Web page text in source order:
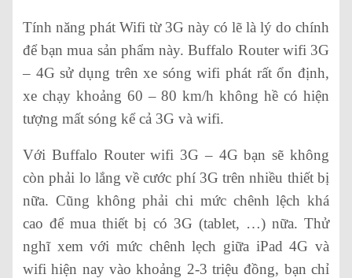
Tính năng phát Wifi từ 3G này có lẽ là lý do chính
để bạn mua sản phẩm này. Buffalo Router wifi 3G
– 4G sử dụng trên xe sóng wifi phát rất ổn định,
xe chạy khoảng 60 – 80 km/h không hề có hiện
tượng mất sóng kể cả 3G và wifi.
Với Buffalo Router wifi 3G – 4G bạn sẽ không
còn phải lo lắng về cước phí 3G trên nhiều thiết bị
nữa. Cũng không phải chi mức chênh lệch khá
cao để mua thiết bị có 3G (tablet, …) nữa. Thử
nghĩ xem với mức chênh lẹch giữa iPad 4G và
wifi hiện nay vào khoảng 2-3 triệu đồng, bạn chỉ